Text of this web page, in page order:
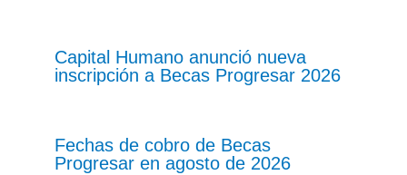
Capital Humano anunció nueva
inscripción a Becas Progresar 2026
Fechas de cobro de Becas
Progresar en agosto de 2026